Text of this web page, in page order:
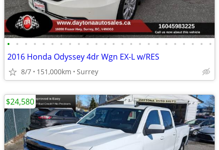
• • • • • • • • • • • • • • • • • • • • • • • •
2016 Honda Odyssey 4dr Wgn EX-L w/RES
8/7 151,000km Surrey
$24,580